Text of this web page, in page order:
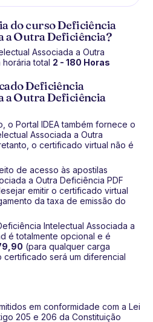
do curso Deficiência
a Outra Deficiência?
Associada a Outra
total 2 - 180 Horas
Deficiência
a Outra Deficiência
o Portal IDEA também fornece o
Associada a Outra
o certificado virtual não é
de acesso às apostilas
a Outra Deficiência PDF
emitir o certificado virtual
da taxa de emissão do
Intelectual Associada a
é totalmente opcional e é
(para qualquer carga
certificado será um diferencial
em conformidade com a Lei
205 e 206 da Constituição